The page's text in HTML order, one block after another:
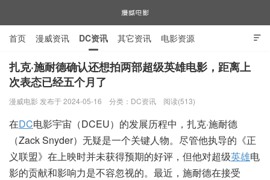
漫威电影

首页 漫威资讯 DC资讯 其它资讯 电影资源
电视剧资源 漫威图片
扎克·施耐德确认还想拍两部超级英雄电影，距离上
次表态已经五个月了
漫威电影 发布于 2024-05-16 分类： DC资讯 阅读(513)
在DC电影宇宙（DCEU）的发展历程中，扎克·施耐德
（Zack Snyder）无疑是一个关键人物。尽管他执导的《正
义联盟》在上映时并未获得预期的好评，但他对超级英雄电
影的贡献和影响力是不容忽视的。最近，施耐德在接受